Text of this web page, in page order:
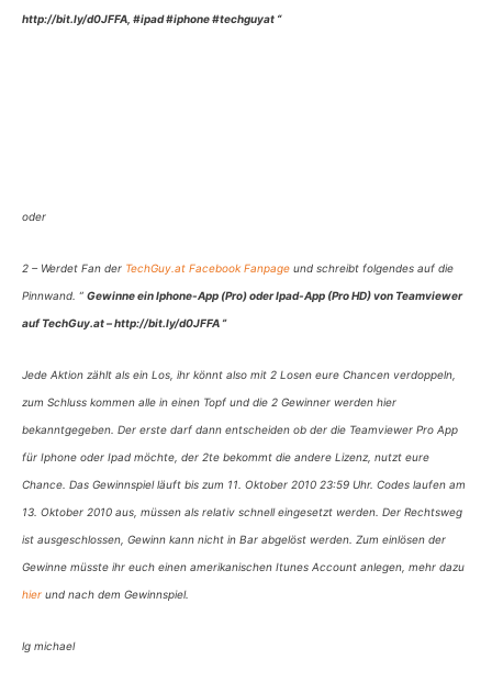
http://bit.ly/d0JFFA, #ipad #iphone #techguyat “
oder
2 – Werdet Fan der TechGuy.at Facebook Fanpage und schreibt folgendes auf die
Pinnwand. ” Gewinne ein Iphone-App (Pro) oder Ipad-App (Pro HD) von Teamviewer
auf TechGuy.at – http://bit.ly/d0JFFA ”
Jede Aktion zählt als ein Los, ihr könnt also mit 2 Losen eure Chancen verdoppeln,
zum Schluss kommen alle in einen Topf und die 2 Gewinner werden hier
bekanntgegeben. Der erste darf dann entscheiden ob der die Teamviewer Pro App
für Iphone oder Ipad möchte, der 2te bekommt die andere Lizenz, nutzt eure
Chance. Das Gewinnspiel läuft bis zum 11. Oktober 2010 23:59 Uhr. Codes laufen am
13. Oktober 2010 aus, müssen als relativ schnell eingesetzt werden. Der Rechtsweg
ist ausgeschlossen, Gewinn kann nicht in Bar abgelöst werden. Zum einlösen der
Gewinne müsste ihr euch einen amerikanischen Itunes Account anlegen, mehr dazu
hier und nach dem Gewinnspiel.
lg michael